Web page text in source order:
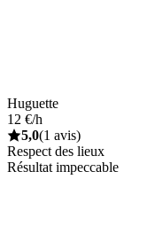
Huguette
12 €/h
5,0(1 avis)
Respect des lieux
Résultat impeccable